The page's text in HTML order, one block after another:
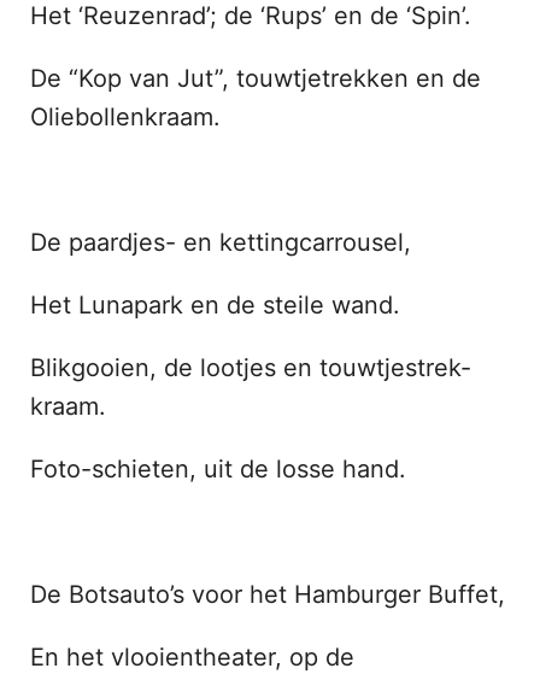
Het ‘Reuzenrad’; de ‘Rups’ en de ‘Spin’.
De “Kop van Jut”, touwtjetrekken en de
Oliebollenkraam.
De paardjes- en kettingcarrousel,
Het Lunapark en de steile wand.
Blikgooien, de lootjes en touwtjestrek-
kraam.
Foto-schieten, uit de losse hand.
De Botsauto’s voor het Hamburger Buffet,
En het vlooientheater, op de